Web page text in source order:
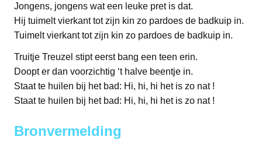
Jongens, jongens wat een leuke pret is dat.
Hij tuimelt vierkant tot zijn kin zo pardoes de badkuip in.
Tuimelt vierkant tot zijn kin zo pardoes de badkuip in.
Truitje Treuzel stipt eerst bang een teen erin.
Doopt er dan voorzichtig ‘t halve beentje in.
Staat te huilen bij het bad: Hi, hi, hi het is zo nat !
Staat te huilen bij het bad: Hi, hi, hi het is zo nat !
Bronvermelding